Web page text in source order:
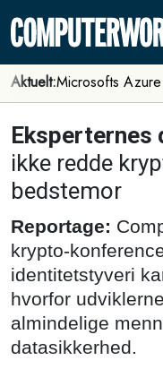
Aktuelt:Microsofts
Eksperternes
ikke redde
bedstemor
Reportage:
krypto-
identitetstyveri
hvorfor
almindelige
datasikkerhed.